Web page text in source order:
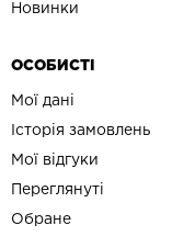
Новинки
ОСОБИСТІ
Мої дані
Історія замовлень
Мої відгуки
Переглянуті
Обране